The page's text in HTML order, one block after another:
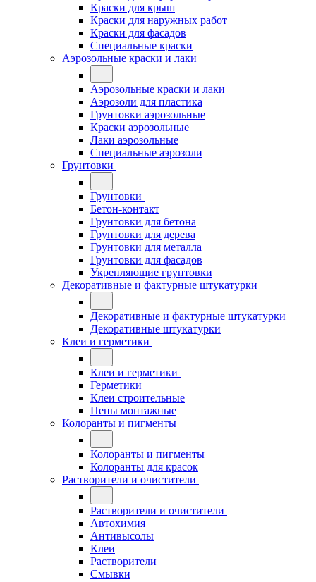
Краски для крыш
Краски для наружных работ
Краски для фасадов
Специальные краски
Аэрозольные краски и лаки
Аэрозольные краски и лаки
Аэрозоли для пластика
Грунтовки аэрозольные
Краски аэрозольные
Лаки аэрозольные
Специальные аэрозоли
Грунтовки
Грунтовки
Бетон-контакт
Грунтовки для бетона
Грунтовки для дерева
Грунтовки для металла
Грунтовки для фасадов
Укрепляющие грунтовки
Декоративные и фактурные штукатурки
Декоративные и фактурные штукатурки
Декоративные штукатурки
Клеи и герметики
Клеи и герметики
Герметики
Клеи строительные
Пены монтажные
Колоранты и пигменты
Колоранты и пигменты
Колоранты для красок
Растворители и очистители
Растворители и очистители
Автохимия
Антивысолы
Клеи
Растворители
Смывки